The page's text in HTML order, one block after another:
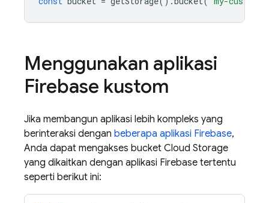
Menggunakan aplikasi
Firebase kustom
Jika membangun aplikasi lebih kompleks yang
berinteraksi dengan beberapa aplikasi Firebase,
Anda dapat mengakses bucket Cloud Storage
yang dikaitkan dengan aplikasi Firebase tertentu
seperti berikut ini: